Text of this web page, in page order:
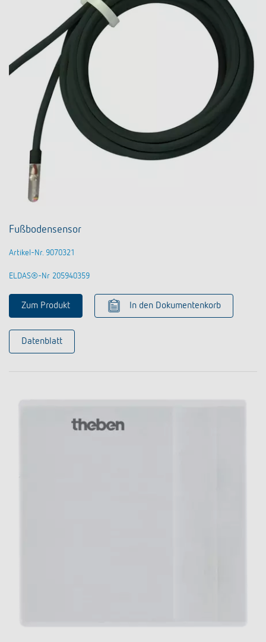
Fußbodensensor
Artikel-Nr. 9070321
ELDAS®-Nr 205940359
Zum Produkt In den Dokumentenkorb
Datenblatt